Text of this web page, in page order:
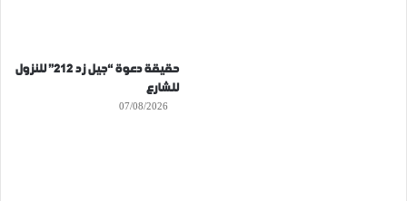
حقيقة دعوة “جيل زد 212” للنزول
للشارع
07/08/2026